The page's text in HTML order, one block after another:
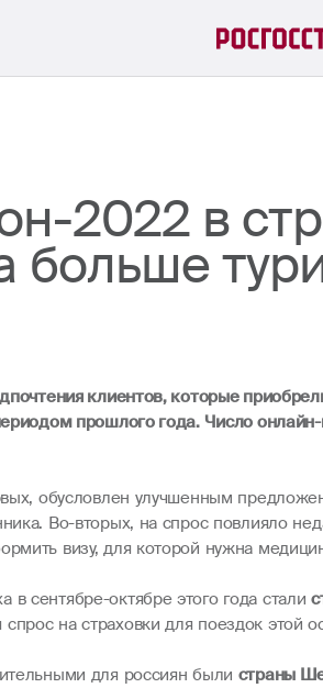
2022 в
больше
клиентов, которые
прошлого года. Число
обусловлен улучшенным
Во-вторых, на спрос повлияло
визу, для которой нужна
сентябре-октябре этого года стали
спрос на страховки для поездок
для россиян были страны